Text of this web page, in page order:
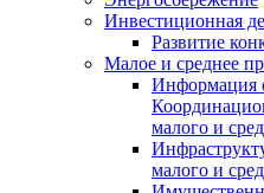
Инвестиционная
Развитие
Малое и среднее
Информация
малого и
малого и